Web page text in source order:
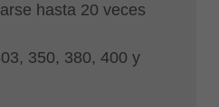
hasta 20 veces
350, 380, 400 y